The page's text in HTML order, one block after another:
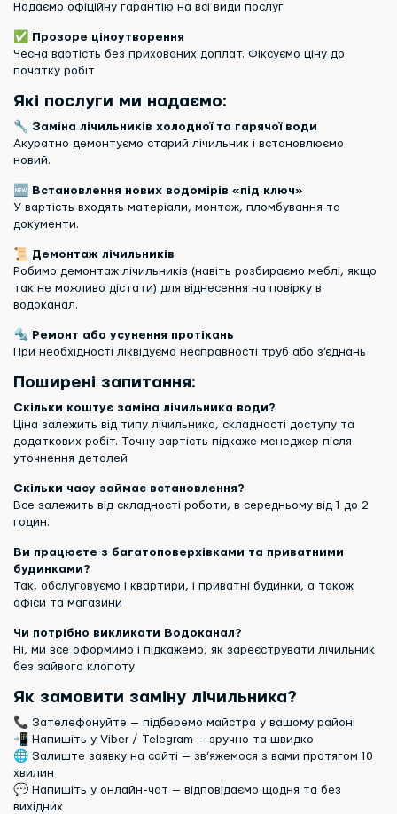
Надаємо офіційну гарантію на всі види послуг
✅
Прозоре ціноутворення
Чесна вартість без прихованих доплат. Фіксуємо ціну до
початку робіт
Які послуги ми надаємо:
🔧 Заміна лічильників холодної та гарячої води
Акуратно демонтуємо старий лічильник і встановлюємо
новий.
🆕
Встановлення нових водомірів «під ключ»
У вартість входять матеріали, монтаж, пломбування та
документи.
📜 Демонтаж лічильників
Робимо демонтаж лічильників (навіть розбираємо меблі, якщо
так не можливо дістати) для віднесення на повірку в
водоканал.
🔩 Ремонт або усунення протікань
При необхідності ліквідуємо несправності труб або з’єднань
Поширені запитання:
Скільки коштує заміна лічильника води?
Ціна залежить від типу лічильника, складності доступу та
додаткових робіт. Точну вартість підкаже менеджер після
уточнення деталей
Скільки часу займає встановлення?
Все залежить від складності роботи, в середньому від 1 до 2
годин.
Ви працюєте з багатоповерхівками та приватними
будинками?
Так, обслуговуємо і квартири, і приватні будинки, а також
офіси та магазини
Чи потрібно викликати Водоканал?
Ні, ми все оформимо і підкажемо, як зареєструвати лічильник
без зайвого клопоту
Як замовити заміну лічильника?
📞 Зателефонуйте — підберемо майстра у вашому районі
📲 Напишіть у Viber / Telegram — зручно та швидко
🌐 Залиште заявку на сайті — зв’яжемося з вами протягом 10
хвилин
💬 Напишіть у онлайн-чат — відповідаємо щодня та без
вихідних